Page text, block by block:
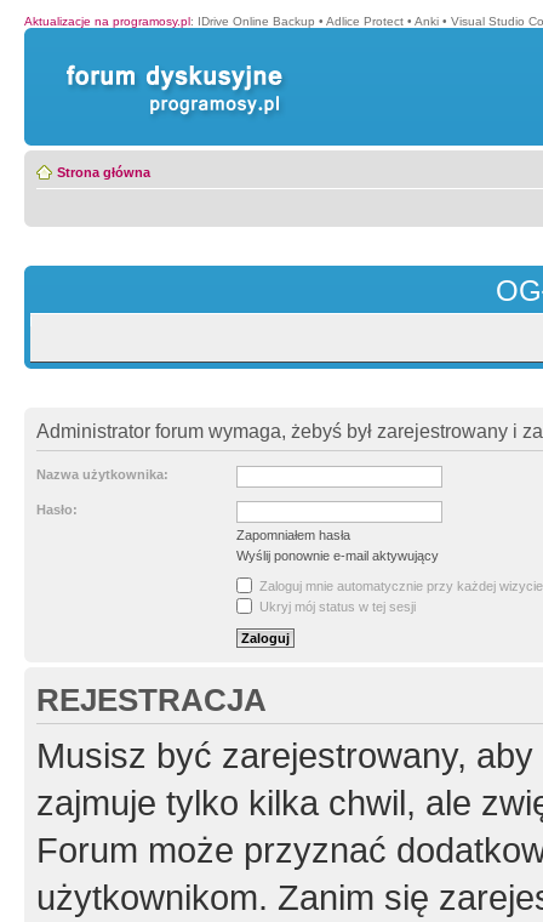
Aktualizacje na programosy.pl: IDrive Online Backup • Adlice Protect • Anki • Visual Studio
Strona główna
Administrator forum wymaga, żebyś był zarejestrowany i
Nazwa użytkownika:
Hasło:
Zapomniałem hasła
Wyślij ponownie e-mail aktywujący
Zaloguj mnie automatycznie przy każdej wizycie
Ukryj mój status w tej sesji
REJESTRACJA
Musisz być zarejestrowany,
zajmuje tylko kilka chwil, ale
Forum może przyznać
użytkownikom. Zanim się